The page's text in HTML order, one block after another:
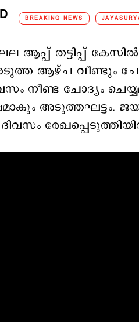
BREAKING NEWS
തട്ടിപ്പ്
ആഴ്ച വീണ്ടും
നീണ്ട ചോദ്യം
അടുത്തഘട്ടം.